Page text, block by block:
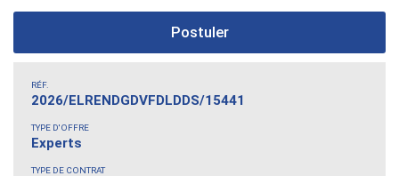
Postuler
RÉF.
2026/ELRENDGDVFDLDDS/15441
TYPE D'OFFRE
Experts
TYPE DE CONTRAT